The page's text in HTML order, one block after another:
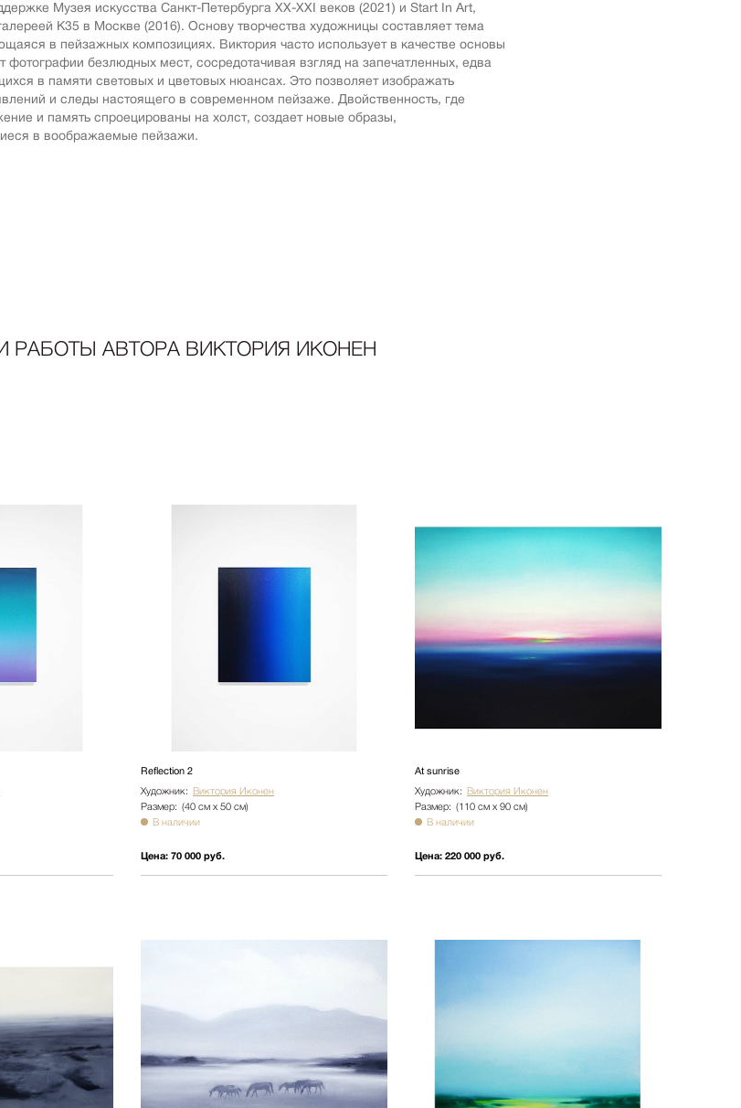
Техника
Животные
Музыка
Танец
Мифология
Городской пейзаж
Графика
Постимпрессионизм
Неоэкспрессионизм
Авторский стиль
Поп-арт
Музея искусства Санкт-Петербурга ХХ-ХХI веков (2021) и Start In Art,
К35 в Москве (2016). Основу творчества художницы составляет тема
в пейзажных композициях. Виктория часто использует в качестве основы
фотографии безлюдных мест, сосредотачивая взгляд на запечатленных, едва
в памяти световых и цветовых нюансах. Это позволяет изображать
и следы настоящего в современном пейзаже. Двойственность, где
и память спроецированы на холст, создает новые образы,
в воображаемые пейзажи.
РАБОТЫ АВТОРА ВИКТОРИЯ ИКОНЕН
Reflection 2
Художник: Виктория Иконен
Размер: (40 см х 50 см)
В наличии
Цена: 70 000 руб.
At sunrise
Художник: Виктория Иконен
Размер: (110 см х 90 см)
В наличии
Цена: 220 000 руб.